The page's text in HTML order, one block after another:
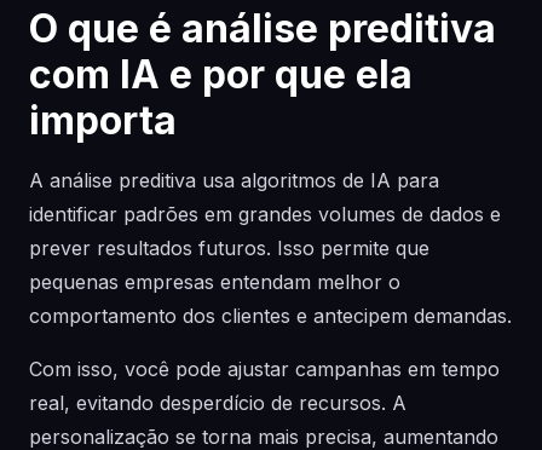
O que é análise preditiva
com IA e por que ela
importa
A análise preditiva usa algoritmos de IA para
identificar padrões em grandes volumes de dados e
prever resultados futuros. Isso permite que
pequenas empresas entendam melhor o
comportamento dos clientes e antecipem demandas.
Com isso, você pode ajustar campanhas em tempo
real, evitando desperdício de recursos. A
personalização se torna mais precisa, aumentando